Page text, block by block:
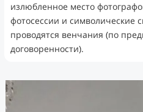
излюбленное место
фотосессии и символические
проводятся венчания (по
договоренности).